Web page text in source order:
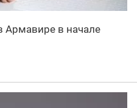
Армавире в начале